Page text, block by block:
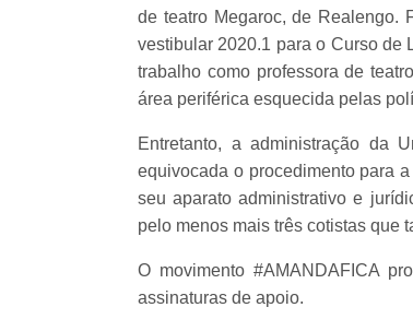
de teatro Megaroc, de Realengo.
vestibular 2020.1 para o Curso de
trabalho como professora de
área periférica esquecida pelas
Entretanto, a administração da
equivocada o procedimento para
seu aparato administrativo e
pelo menos mais três cotistas que
O movimento #AMANDAFICA
assinaturas de apoio.